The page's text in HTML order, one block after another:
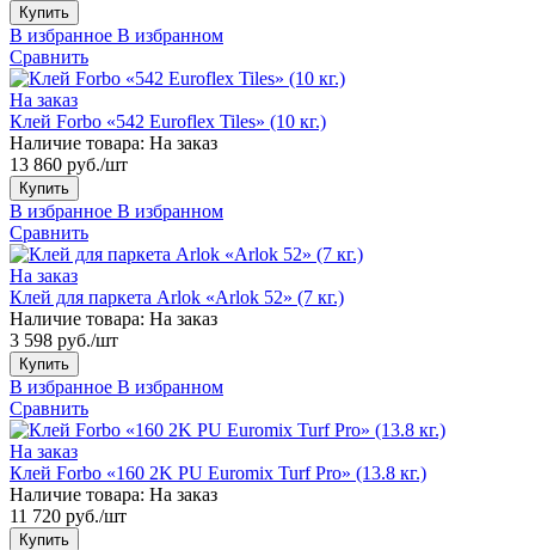
Купить
В избранное В избранном
Сравнить
На заказ
Клей Forbo «542 Euroflex Tiles» (10 кг.)
Наличие товара: На заказ
13 860 руб./шт
Купить
В избранное В избранном
Сравнить
На заказ
Клей для паркета Arlok «Arlok 52» (7 кг.)
Наличие товара: На заказ
3 598 руб./шт
Купить
В избранное В избранном
Сравнить
На заказ
Клей Forbo «160 2K PU Euromix Turf Pro» (13.8 кг.)
Наличие товара: На заказ
11 720 руб./шт
Купить